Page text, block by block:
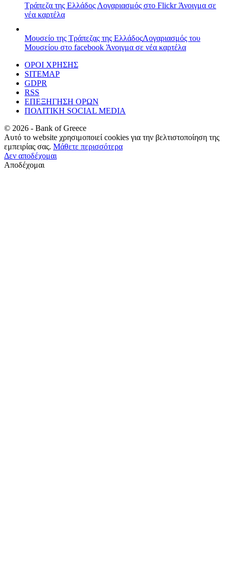
Τράπεζα της Ελλάδος Λογαριασμός στο FlickrΆνοιγμα σε
νέα καρτέλα
Μουσείο της Τράπεζας της ΕλλάδοςΛογαριασμός του
Μουσείου στο facebook Άνοιγμα σε νέα καρτέλα
ΟΡΟΙ ΧΡΗΣΗΣ
SITEMAP
GDPR
RSS
ΕΠΕΞΗΓΗΣΗ ΟΡΩΝ
ΠΟΛΙΤΙΚΗ SOCIAL MEDIA
© 2026 - Bank of Greece
Αυτό το website χρησιμοποιεί cookies για την βελτιστοποίηση της
εμπειρίας σας. Μάθετε περισσότερα
Δεν αποδέχομαι
Αποδέχομαι